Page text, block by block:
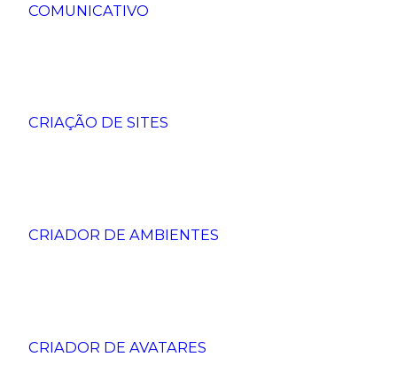
COMUNICATIVO
CRIAÇÃO DE SITES
CRIADOR DE AMBIENTES
CRIADOR DE AVATARES